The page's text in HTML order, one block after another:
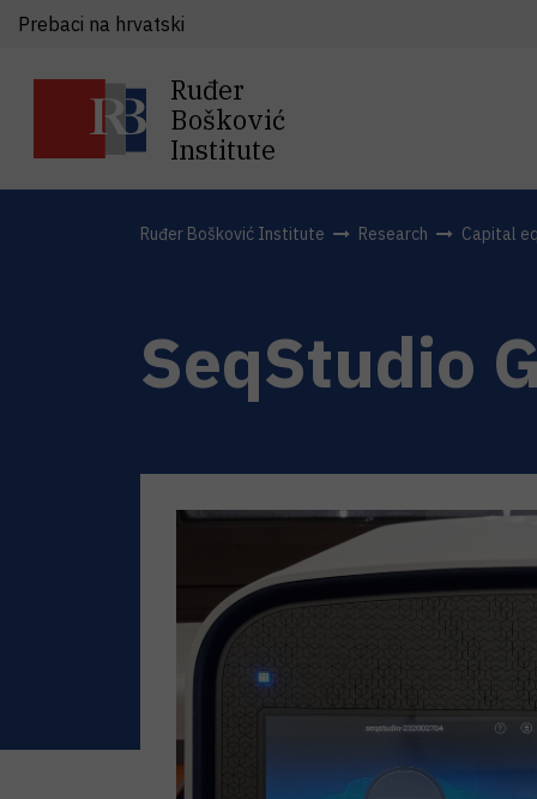
Ruđer
Bošković
Institute
Prebaci na hrvatski
Ruđer Bošković Institute Research Capital
SeqStudio